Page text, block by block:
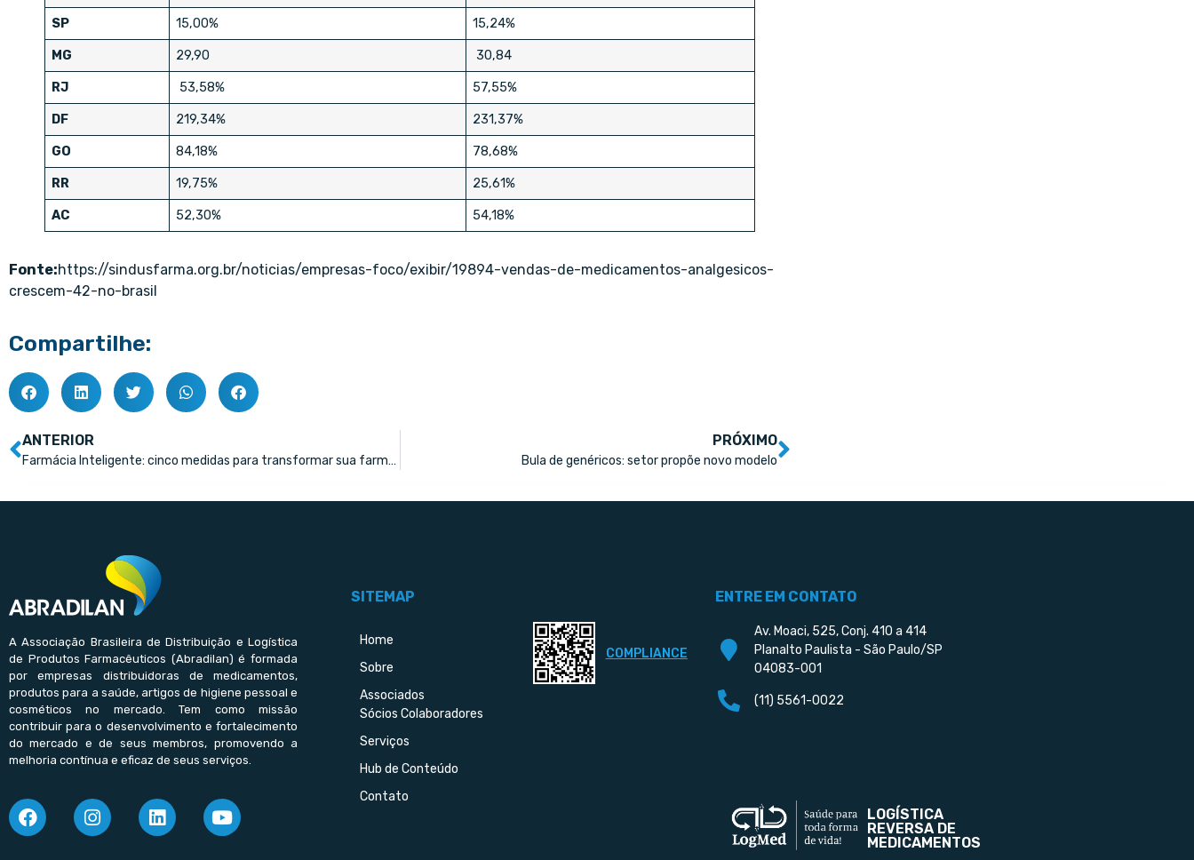
SP 15,00% 15,24%
MG 29,90 30,84
RJ 53,58% 57,55%
DF 219,34% 231,37%
GO 84,18% 78,68%
RR 19,75% 25,61%
AC 52,30% 54,18%
Fonte:https://sindusfarma.org.br/noticias/empresas-foco/exibir/19894-vendas-de-medicamentos-analgesicos-
crescem-42-no-brasil
Compartilhe:
ANTERIOR
Farmácia Inteligente: cinco medidas para transformar sua farmácia
PRÓXIMO
Bula de genéricos: setor propõe novo modelo
A Associação Brasileira de Distribuição e Logística
de Produtos Farmacêuticos (Abradilan) é formada
por empresas distribuidoras de medicamentos,
produtos para a saúde, artigos de higiene pessoal e
cosméticos no mercado. Tem como missão
contribuir para o desenvolvimento e fortalecimento
do mercado e de seus membros, promovendo a
melhoria contínua e eficaz de seus serviços.
SITEMAP
Home
Sobre
Associados
Sócios Colaboradores
Serviços
Hub de Conteúdo
Contato
COMPLIANCE
ENTRE EM CONTATO
Av. Moaci, 525, Conj. 410 a 414
Planalto Paulista - São Paulo/SP
04083-001
(11) 5561-0022
LOGÍSTICA
REVERSA DE
MEDICAMENTOS